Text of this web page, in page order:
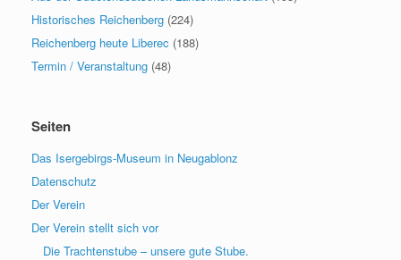
Historisches Reichenberg (224)
Reichenberg heute Liberec (188)
Termin / Veranstaltung (48)
Seiten
Das Isergebirgs-Museum in Neugablonz
Datenschutz
Der Verein
Der Verein stellt sich vor
Die Trachtenstube – unsere gute Stube.